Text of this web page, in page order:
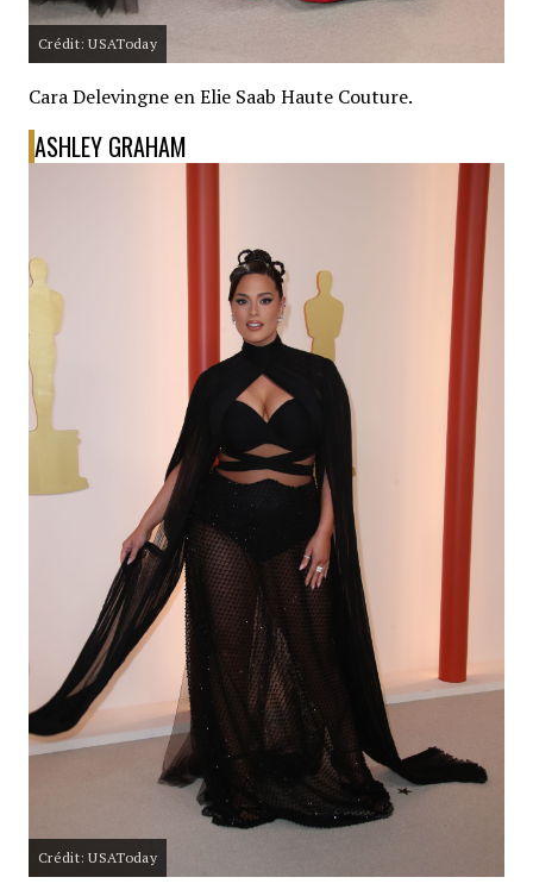
Crédit: USAToday
Cara Delevingne en Elie Saab Haute Couture.
ASHLEY GRAHAM
Crédit: USAToday